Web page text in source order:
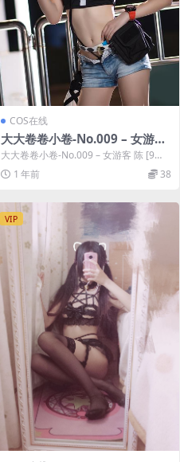
COS在线
大大卷卷小卷-No.009 – 女游客
陈 [9P]
大大卷卷小卷-No.009 – 女游客 陈 [9
P]，大大卷卷小卷在线作品导航：...
1 年前 38
VIP